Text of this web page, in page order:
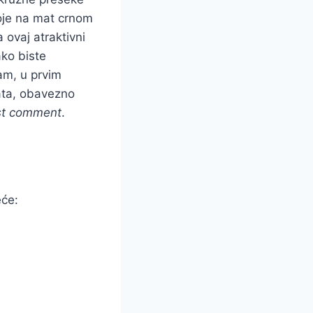
na mat crnom
ovaj atraktivni
biste
u prvim
obavezno
comment.